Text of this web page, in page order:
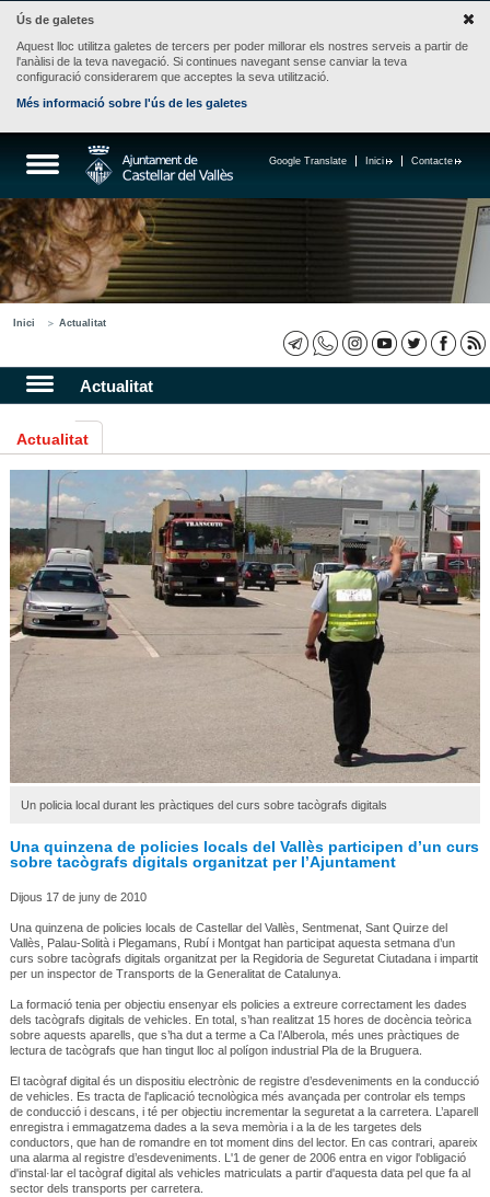
Ús de galetes
Aquest lloc utilitza galetes de tercers per poder millorar els nostres serveis a partir de
l'anàlisi de la teva navegació. Si continues navegant sense canviar la teva
configuració considerarem que acceptes la seva utilització.
Més informació sobre l'ús de les galetes
Contacte
Inici
Google Translate
Inici Actualitat
Actualitat
Actualitat
Un policia local durant les pràctiques del curs sobre tacògrafs digitals
Una quinzena de policies locals del Vallès participen d’un curs
sobre tacògrafs digitals organitzat per l’Ajuntament
Dijous 17 de juny de 2010
Una quinzena de policies locals de Castellar del Vallès, Sentmenat, Sant Quirze del
Vallès, Palau-Solità i Plegamans, Rubí i Montgat han participat aquesta setmana d’un
curs sobre tacògrafs digitals organitzat per la Regidoria de Seguretat Ciutadana i impartit
per un inspector de Transports de la Generalitat de Catalunya.
La formació tenia per objectiu ensenyar els policies a extreure correctament les dades
dels tacògrafs digitals de vehicles. En total, s’han realitzat 15 hores de docència teòrica
sobre aquests aparells, que s’ha dut a terme a Ca l’Alberola, més unes pràctiques de
lectura de tacògrafs que han tingut lloc al polígon industrial Pla de la Bruguera.
El tacògraf digital és un dispositiu electrònic de registre d’esdeveniments en la conducció
de vehicles. Es tracta de l'aplicació tecnològica més avançada per controlar els temps
de conducció i descans, i té per objectiu incrementar la seguretat a la carretera. L’aparell
enregistra i emmagatzema dades a la seva memòria i a la de les targetes dels
conductors, que han de romandre en tot moment dins del lector. En cas contrari, apareix
una alarma al registre d’esdeveniments. L'1 de gener de 2006 entra en vigor l'obligació
d'instal·lar el tacògraf digital als vehicles matriculats a partir d'aquesta data pel que fa al
sector dels transports per carretera.